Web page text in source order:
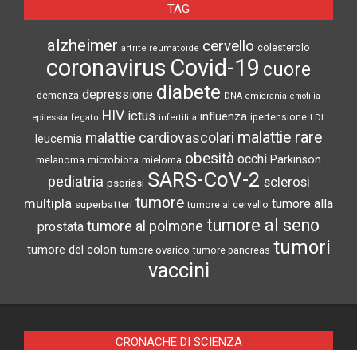
TAG
alzheimer artrite reumatoide cervello colesterolo
coronavirus Covid-19 cuore
demenza depressione diabete DNA emicrania emofilia
epilessia fegato HIV ictus infertilità influenza ipertensione LDL
leucemia malattie cardiovascolari malattie rare
melanoma microbiota mieloma obesità occhi Parkinson
pediatria psoriasi SARS-CoV-2 sclerosi
multipla superbatteri tumore tumore al cervello tumore alla
prostata tumore al polmone tumore al seno
tumore del colon tumore ovarico tumore pancreas tumori
vaccini
CRONACHE DI SCIENZA